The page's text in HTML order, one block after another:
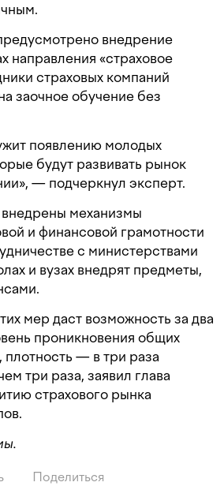
внедрение
направления «страховое
страховых компаний
заочное обучение без
появлению молодых
будут развивать рынок
— подчеркнул эксперт.
внедрены механизмы
и финансовой грамотности
с министерствами
и вузах внедрят предметы,
мер даст возможность за два
проникновения общих
плотность — в три раза
три раза, заявил глава
страхового рынка
Поделиться